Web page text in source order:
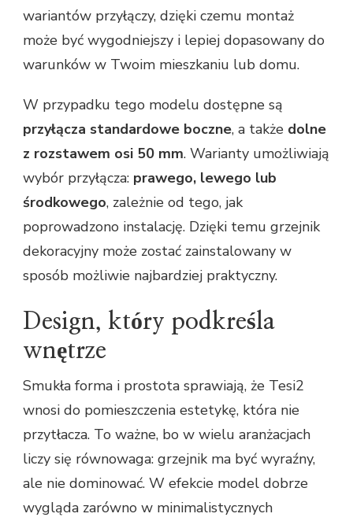
wariantów przyłączy, dzięki czemu montaż
może być wygodniejszy i lepiej dopasowany do
warunków w Twoim mieszkaniu lub domu.
W przypadku tego modelu dostępne są
przyłącza standardowe boczne, a także dolne
z rozstawem osi 50 mm. Warianty umożliwiają
wybór przyłącza: prawego, lewego lub
środkowego, zależnie od tego, jak
poprowadzono instalację. Dzięki temu grzejnik
dekoracyjny może zostać zainstalowany w
sposób możliwie najbardziej praktyczny.
Design, który podkreśla
wnętrze
Smukła forma i prostota sprawiają, że Tesi2
wnosi do pomieszczenia estetykę, która nie
przytłacza. To ważne, bo w wielu aranżacjach
liczy się równowaga: grzejnik ma być wyraźny,
ale nie dominować. W efekcie model dobrze
wygląda zarówno w minimalistycznych